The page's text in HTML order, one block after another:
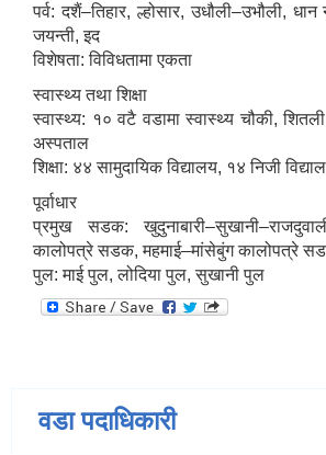
पर्व: दशैं–तिहार, ल्होसार, उधौली–उभौली, धान
जयन्ती, इद
विशेषता: विविधतामा एकता
स्वास्थ्य तथा शिक्षा
स्वास्थ्य: १० वटै वडामा स्वास्थ्य चौकी,
अस्पताल
शिक्षा: ४४ सामुदायिक विद्यालय, १४ निजी
पूर्वाधार
प्रमुख सडक:
कालोपत्रे सडक, महमाई–मांसेबुंग कालोपत्रे
पुल: माई पुल, लोदिया पुल, सुखानी पुल
वडा पदाधिकारी